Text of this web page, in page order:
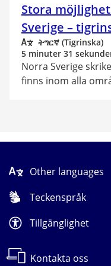
Stora
Sverige –
ትግርኛ (Tigrinska)
5 minuter 31
Norra Sverige
finns inom alla
Other languages
Teckenspråk
Tillgänglighet
Kontakta oss